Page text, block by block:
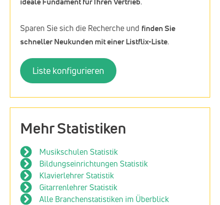
Sparen Sie sich die Recherche und finden Sie
schneller Neukunden mit einer Listflix-Liste.
Liste konfigurieren
Mehr Statistiken
Musikschulen Statistik
Bildungseinrichtungen Statistik
Klavierlehrer Statistik
Gitarrenlehrer Statistik
Alle Branchenstatistiken im Überblick